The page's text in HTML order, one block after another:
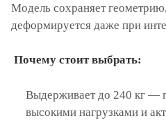
Модель сохраняет
деформируется даже при
Почему стоит выбрать:
Выдерживает до 240 кг —
высокими нагрузками и